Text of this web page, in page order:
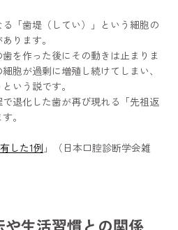
「歯堤（してい）」という細胞の
ります。
を作った後にその動きは止まりま
胞が過剰に増殖し続けてしまい、
いう説です。
退化した歯が再び現れる「先祖返
。
した1例 」（日本口腔診断学会雑
生活習慣との関係